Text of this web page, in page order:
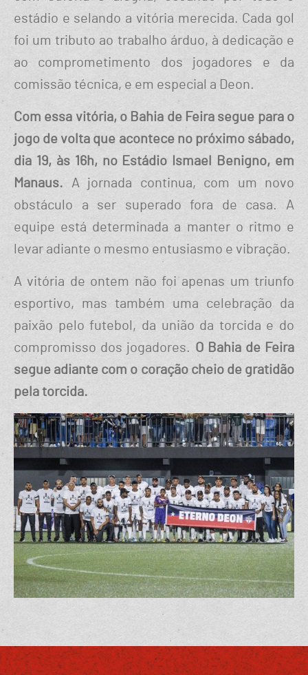
estádio e selando a vitória merecida. Cada gol
foi um tributo ao trabalho árduo, à dedicação e
ao comprometimento dos jogadores e da
comissão técnica, e em especial a Deon.
Com essa vitória, o Bahia de Feira segue para o
jogo de volta que acontece no próximo sábado,
dia 19, às 16h, no Estádio Ismael Benigno, em
Manaus. A jornada continua, com um novo
obstáculo a ser superado fora de casa. A
equipe está determinada a manter o ritmo e
levar adiante o mesmo entusiasmo e vibração.
A vitória de ontem não foi apenas um triunfo
esportivo, mas também uma celebração da
paixão pelo futebol, da união da torcida e do
compromisso dos jogadores. O Bahia de Feira
segue adiante com o coração cheio de gratidão
pela torcida.